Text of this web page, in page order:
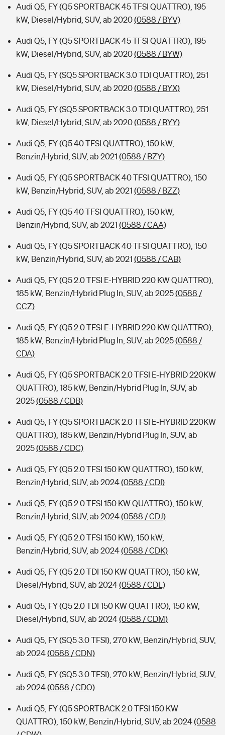
Audi Q5, FY (Q5 SPORTBACK 45 TFSI QUATTRO), 195
kW, Diesel/Hybrid, SUV, ab 2020(0588 / BYV)
Audi Q5, FY (Q5 SPORTBACK 45 TFSI QUATTRO), 195
kW, Diesel/Hybrid, SUV, ab 2020(0588 / BYW)
Audi Q5, FY (SQ5 SPORTBACK 3.0 TDI QUATTRO), 251
kW, Diesel/Hybrid, SUV, ab 2020(0588 / BYX)
Audi Q5, FY (SQ5 SPORTBACK 3.0 TDI QUATTRO), 251
kW, Diesel/Hybrid, SUV, ab 2020(0588 / BYY)
Audi Q5, FY (Q5 40 TFSI QUATTRO), 150 kW,
Benzin/Hybrid, SUV, ab 2021 (0588 / BZY)
Audi Q5, FY (Q5 SPORTBACK 40 TFSI QUATTRO), 150
kW, Benzin/Hybrid, SUV, ab 2021 (0588 / BZZ)
Audi Q5, FY (Q5 40 TFSI QUATTRO), 150 kW,
Benzin/Hybrid, SUV, ab 2021 (0588 / CAA)
Audi Q5, FY (Q5 SPORTBACK 40 TFSI QUATTRO), 150
kW, Benzin/Hybrid, SUV, ab 2021 (0588 / CAB)
Audi Q5, FY (Q5 2.0 TFSI E-HYBRID 220 KW QUATTRO),
185 kW, Benzin/Hybrid Plug In, SUV, ab 2025(0588 /
CCZ)
Audi Q5, FY (Q5 2.0 TFSI E-HYBRID 220 KW QUATTRO),
185 kW, Benzin/Hybrid Plug In, SUV, ab 2025(0588 /
CDA)
Audi Q5, FY (Q5 SPORTBACK 2.0 TFSI E-HYBRID 220KW
QUATTRO), 185 kW, Benzin/Hybrid Plug In, SUV, ab
2025(0588 / CDB)
Audi Q5, FY (Q5 SPORTBACK 2.0 TFSI E-HYBRID 220KW
QUATTRO), 185 kW, Benzin/Hybrid Plug In, SUV, ab
2025(0588 / CDC)
Audi Q5, FY (Q5 2.0 TFSI 150 KW QUATTRO), 150 kW,
Benzin/Hybrid, SUV, ab 2024(0588 / CDI)
Audi Q5, FY (Q5 2.0 TFSI 150 KW QUATTRO), 150 kW,
Benzin/Hybrid, SUV, ab 2024(0588 / CDJ)
Audi Q5, FY (Q5 2.0 TFSI 150 KW), 150 kW,
Benzin/Hybrid, SUV, ab 2024(0588 / CDK)
Audi Q5, FY (Q5 2.0 TDI 150 KW QUATTRO), 150 kW,
Diesel/Hybrid, SUV, ab 2024(0588 / CDL)
Audi Q5, FY (Q5 2.0 TDI 150 KW QUATTRO), 150 kW,
Diesel/Hybrid, SUV, ab 2024(0588 / CDM)
Audi Q5, FY (SQ5 3.0 TFSI), 270 kW, Benzin/Hybrid, SUV,
ab 2024(0588 / CDN)
Audi Q5, FY (SQ5 3.0 TFSI), 270 kW, Benzin/Hybrid, SUV,
ab 2024(0588 / CDO)
Audi Q5, FY (Q5 SPORTBACK 2.0 TFSI 150 KW
QUATTRO), 150 kW, Benzin/Hybrid, SUV, ab 2024(0588